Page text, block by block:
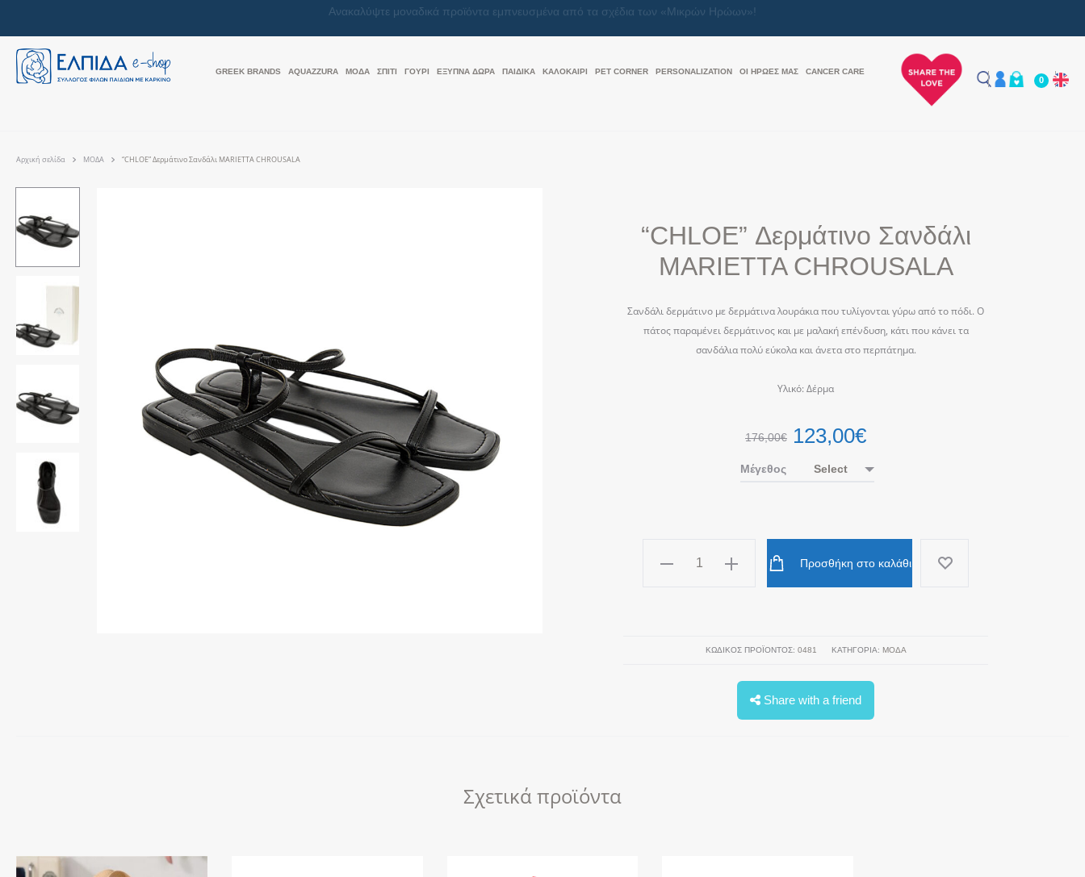
Μαζί, κάνουμε κάθε δώρο μια πράξη αγάπης
GREEK BRANDS AQUAZZURA ΜΟΔΑ ΣΠΙΤΙ ΓΟΥΡΙ ΕΞΥΠΝΑ ΔΩΡΑ ΠΑΙΔΙΚΑ ΚΑΛΟΚΑΊΡΙ PET CORNER PERSONALIZATION ΟΙ ΗΡΩΕΣ ΜΑΣ CANCER CARE
0
Αρχική σελίδα ΜΟΔΑ “CHLOE” Δερμάτινο Σανδάλι MARIETTA CHROUSALA
“CHLOE” Δερμάτινο Σανδάλι
MARIETTA CHROUSALA
Σανδάλι δερμάτινο με δερμάτινα λουράκια που τυλίγονται γύρω από το πόδι. Ο
πάτος παραμένει δερμάτινος και με μαλακή επένδυση, κάτι που κάνει τα
σανδάλια πολύ εύκολα και άνετα στο περπάτημα.
Υλικό: Δέρμα
176,00€ 123,00€
Μέγεθος
"CHLOE"
CHROUSALA
Προσθήκη στο καλάθι
ΚΩΔΙΚΌΣ ΠΡΟΪΌΝΤΟΣ: 0481 ΚΑΤΗΓΟΡΊΑ: ΜΟΔΑ
Share with a friend
Σχετικά προϊόντα